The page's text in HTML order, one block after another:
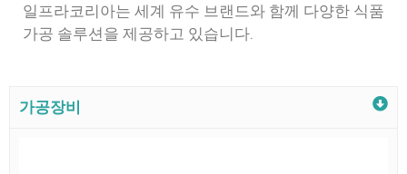
일프라코리아는 세계 유수 브랜드와 함께 다양한 식품
가공 솔루션을 제공하고 있습니다.
가공장비